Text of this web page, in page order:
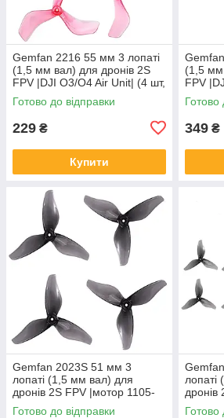
Gemfan 2216 55 мм 3 лопаті
(1,5 мм вал) для дронів 2S
FPV |DJI O3/O4 Air Unit| (4 шт,
Pink)
Готово до відправки
229 ₴
Купити
(1,5 мм
FPV
Pink)
Готово
349 ₴
Gemfan 2023S 51 мм 3
лопаті (1,5 мм вал) для
дронів 2S FPV |мотор 1105-
1108| (4 шт, Clear Gray)
Готово до відправки
дронів
1108|
Готово